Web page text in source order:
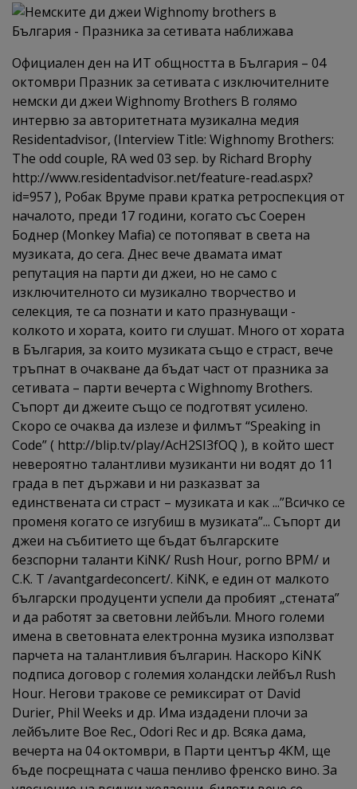
Официален ден на ИТ общността в България – 04
октомври Празник за сетивата с изключителните
немски ди джеи Wighnomy Brothers В голямо
интервю за авторитетната музикална медия
Residentadvisor, (Interview Title: Wighnomy Brothers:
The odd couple, RA wed 03 sep. by Richard Brophy
http://www.residentadvisor.net/feature-read.aspx?
id=957 ), Робак Вруме прави кратка ретроспекция от
началото, преди 17 години, когато със Соерен
Боднер (Monkey Mafia) се потопяват в света на
музиката, до сега. Днес вече двамата имат
репутация на парти ди джеи, но не само с
изключителното си музикално творчество и
селекция, те са познати и като празнуващи -
колкото и хората, които ги слушат. Много от хората
в България, за които музиката също е страст, вече
тръпнат в очакване да бъдат част от празника за
сетивата – парти вечерта с Wighnomy Brothers.
Съпорт ди джеите също се подготвят усилено.
Скоро се очаква да излезе и филмът “Speaking in
Code” ( http://blip.tv/play/AcH2SI3fOQ ), в който шест
невероятно талантливи музиканти ни водят до 11
града в пет държави и ни разказват за
единствената си страст – музиката и как ...”Всичко се
променя когато се изгубиш в музиката”... Съпорт ди
джеи на събитието ще бъдат българските
безспорни таланти KiNK/ Rush Hour, porno BPM/ и
C.K. T /avantgardeconcert/. KiNK, е един от малкото
български продуценти успели да пробият „стената”
и да работят за световни лейбъли. Много големи
имена в световната електронна музика използват
парчета на талантливия българин. Наскоро KiNK
подписа договор с големия холандски лейбъл Rush
Hour. Негови тракове се ремиксират от David
Durier, Phil Weeks и др. Има издадени плочи за
лейбълите Boe Rec., Odori Rec и др. Всяка дама,
вечерта на 04 октомври, в Парти център 4КМ, ще
бъде посрещната с чаша пенливо френско вино. За